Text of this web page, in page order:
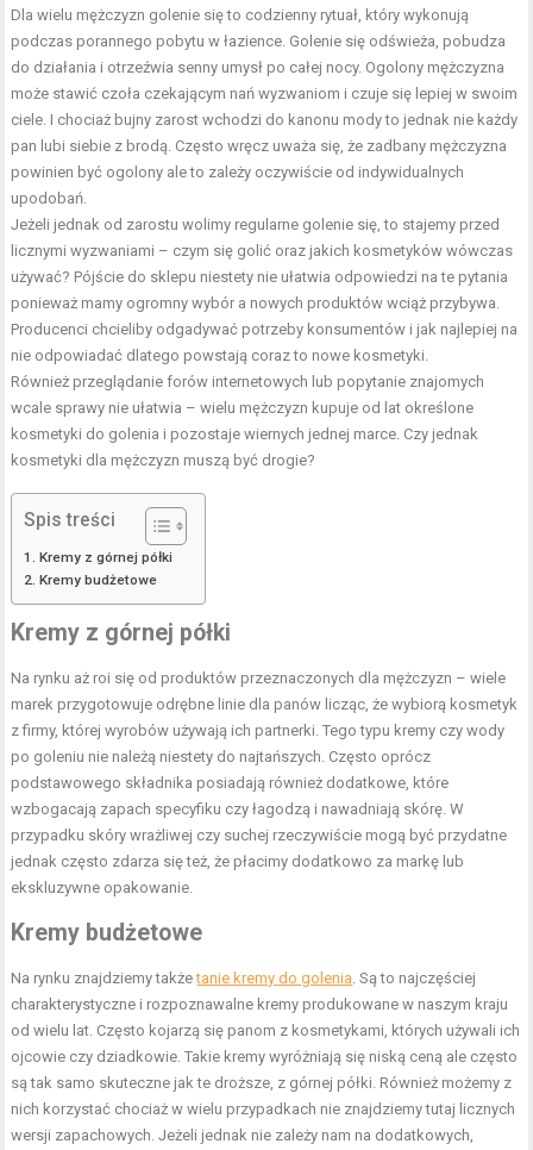
Dla wielu mężczyzn golenie się to codzienny rytuał, który wykonują
podczas porannego pobytu w łazience. Golenie się odświeża, pobudza
do działania i otrzeźwia senny umysł po całej nocy. Ogolony mężczyzna
może stawić czoła czekającym nań wyzwaniom i czuje się lepiej w swoim
ciele. I chociaż bujny zarost wchodzi do kanonu mody to jednak nie każdy
pan lubi siebie z brodą. Często wręcz uważa się, że zadbany mężczyzna
powinien być ogolony ale to zależy oczywiście od indywidualnych
upodobań.
Jeżeli jednak od zarostu wolimy regularne golenie się, to stajemy przed
licznymi wyzwaniami – czym się golić oraz jakich kosmetyków wówczas
używać? Pójście do sklepu niestety nie ułatwia odpowiedzi na te pytania
ponieważ mamy ogromny wybór a nowych produktów wciąż przybywa.
Producenci chcieliby odgadywać potrzeby konsumentów i jak najlepiej na
nie odpowiadać dlatego powstają coraz to nowe kosmetyki.
Również przeglądanie forów internetowych lub popytanie znajomych
wcale sprawy nie ułatwia – wielu mężczyzn kupuje od lat określone
kosmetyki do golenia i pozostaje wiernych jednej marce. Czy jednak
kosmetyki dla mężczyzn muszą być drogie?
Spis treści
Kremy z górnej półki
Kremy budżetowe
Kremy z górnej półki
Na rynku aż roi się od produktów przeznaczonych dla mężczyzn – wiele
marek przygotowuje odrębne linie dla panów licząc, że wybiorą kosmetyk
z firmy, której wyrobów używają ich partnerki. Tego typu kremy czy wody
po goleniu nie należą niestety do najtańszych. Często oprócz
podstawowego składnika posiadają również dodatkowe, które
wzbogacają zapach specyfiku czy łagodzą i nawadniają skórę. W
przypadku skóry wrażliwej czy suchej rzeczywiście mogą być przydatne
jednak często zdarza się też, że płacimy dodatkowo za markę lub
ekskluzywne opakowanie.
Kremy budżetowe
Na rynku znajdziemy takżetanie kremy do golenia . Są to najczęściej
charakterystyczne i rozpoznawalne kremy produkowane w naszym kraju
od wielu lat. Często kojarzą się panom z kosmetykami, których używali ich
ojcowie czy dziadkowie. Takie kremy wyróżniają się niską ceną ale często
są tak samo skuteczne jak te droższe, z górnej półki. Również możemy z
nich korzystać chociaż w wielu przypadkach nie znajdziemy tutaj licznych
wersji zapachowych. Jeżeli jednak nie zależy nam na dodatkowych,